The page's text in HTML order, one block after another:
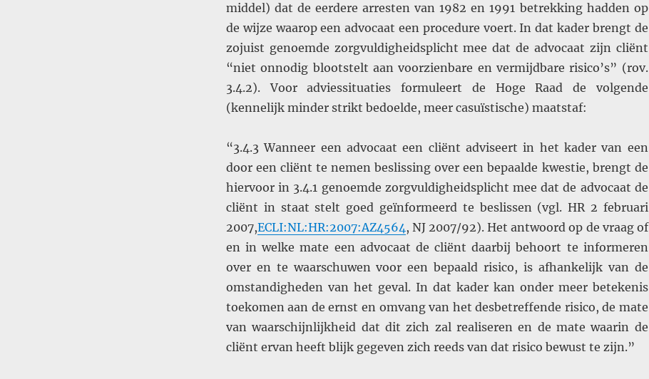
middel) dat de eerdere arresten van 1982 en 1991 betrekking hadden op
de wijze waarop een advocaat een procedure voert. In dat kader brengt de
zojuist genoemde zorgvuldigheidsplicht mee dat de advocaat zijn cliënt
“niet onnodig blootstelt aan voorzienbare en vermijdbare risico’s” (rov.
3.4.2). Voor adviessituaties formuleert de Hoge Raad de volgende
(kennelijk minder strikt bedoelde, meer casuïstische) maatstaf:
“3.4.3 Wanneer een advocaat een cliënt adviseert in het kader van een
door een cliënt te nemen beslissing over een bepaalde kwestie, brengt de
hiervoor in 3.4.1 genoemde zorgvuldigheidsplicht mee dat de advocaat de
cliënt in staat stelt goed geïnformeerd te beslissen (vgl. HR 2 februari
2007,ECLI:NL:HR:2007:AZ4564, NJ 2007/92). Het antwoord op de vraag of
en in welke mate een advocaat de cliënt daarbij behoort te informeren
over en te waarschuwen voor een bepaald risico, is afhankelijk van de
omstandigheden van het geval. In dat kader kan onder meer betekenis
toekomen aan de ernst en omvang van het desbetreffende risico, de mate
van waarschijnlijkheid dat dit zich zal realiseren en de mate waarin de
cliënt ervan heeft blijk gegeven zich reeds van dat risico bewust te zijn.”